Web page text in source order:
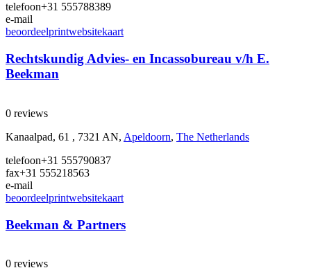
telefoon+31 555788389
e-mail
beoordeelprintwebsitekaart
Rechtskundig Advies- en Incassobureau v/h E.
Beekman
0 reviews
Kanaalpad, 61 , 7321 AN, Apeldoorn, The Netherlands
telefoon+31 555790837
fax+31 555218563
e-mail
beoordeelprintwebsitekaart
Beekman & Partners
0 reviews